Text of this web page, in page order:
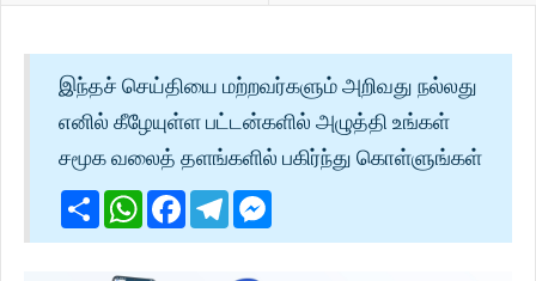
இந்தச் செய்தியை மற்றவர்களும் அறிவது நல்லது
எனில் கீழேயுள்ள பட்டன்களில் அழுத்தி உங்கள்
சமூக வலைத் தளங்களில் பகிர்ந்து கொள்ளுங்கள்
ShareWhatsApp
Facebook
Telegram